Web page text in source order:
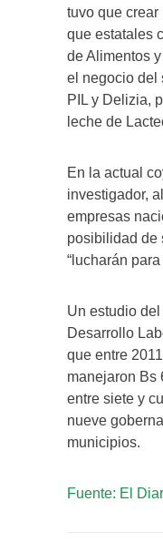
tuvo que crear
que estatales
de Alimentos
el negocio del
PIL y Delizia,
leche de
En la actual
investigador,
empresas
posibilidad de
“lucharán
Un estudio
Desarrollo
que entre
manejaron Bs
entre siete y
nueve
municipios.
Fuente: El